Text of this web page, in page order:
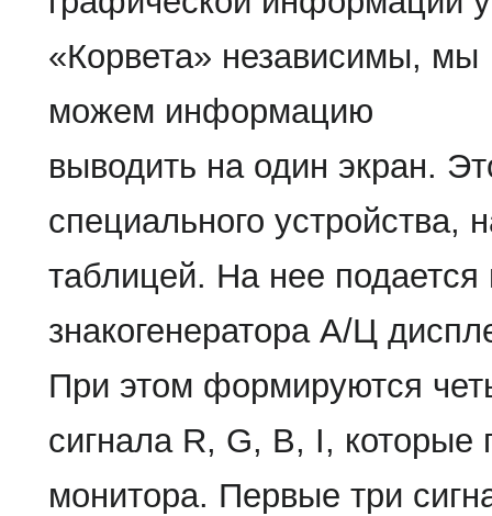
«Корвета» независимы, мы
можем информацию
выводить на один экран.
специального устройства,
таблицей. На нее подается
знакогенератора А/Ц
При этом формируются
сигнала R, G, В, I, которые
монитора. Первые три